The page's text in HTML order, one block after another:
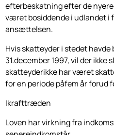
efterbeskatning efter de
været bosiddende i udlandet i
ansættelsen.
Hvis skatteyder i stedet havde
31.december 1997, vil der
skatteyderikke har været
for en periode påfem år forud
Ikrafttræden
Loven har virkning fra